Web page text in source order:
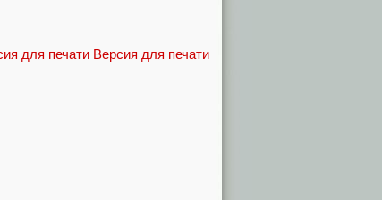
Версия для печати